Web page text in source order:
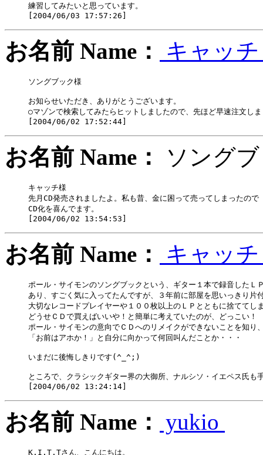
練習してみたいと思っています。
お名前 Name： キャッ
ソングブック様
お知らせいただき、ありがとうございます。
○マゾンで検索してみたらヒットしましたので、先ほど早速注文し
お名前 Name： ソン
キャッチ様
先月CD発売されましたよ。私も昔、金に困って売ってしまったので
CD化を喜んでます。
お名前 Name： キャッ
ポール・サイモンのソングブックという、ギター１本で録音したＬ
あり、すごく気に入ってたんですが、３年前に部屋を思いっきり片
大切なレコードプレイヤーや１００枚以上のＬＰとともに捨ててし
どうせＣＤで買えばいいや！と簡単に考えていたのが、どっこい！
ポール・サイモンの意向でＣＤへのリメイクができないことを知り
「お前はアホか！」と自分に向かって何回叫んだことか・・・
いまだに後悔しきりです(^_^;)
ところで、クラシックギター界の大御所、ナルシソ・イエペス氏も
お名前 Name： yukio
K.I.T.Tさん、こんにちは。